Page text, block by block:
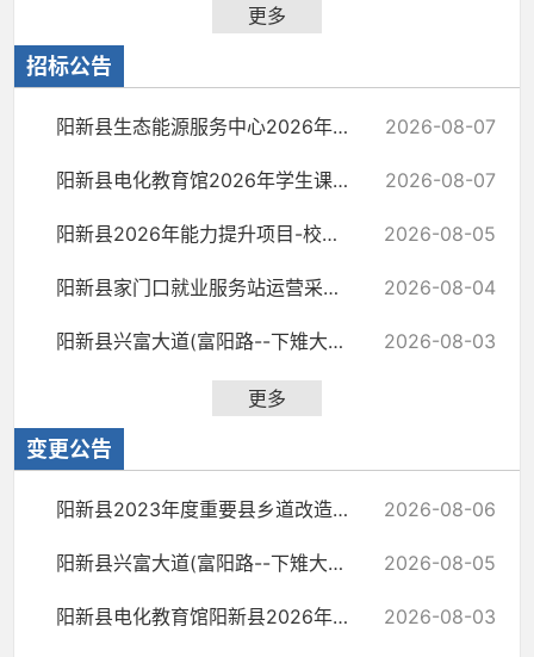
更多
招标公告
阳新县生态能源服务中心2026年市、县级民生工程太阳能路灯建设项目询价公告 2026-08-07
阳新县电化教育馆2026年学生课桌凳采购询价公告 2026-08-07
阳新县2026年能力提升项目-校园广播升级与改造、智慧体育和教室护眼灯采购项目三... 2026-08-05
阳新县家门口就业服务站运营采购项目竞争性谈判公告 2026-08-04
阳新县兴富大道(富阳路--下雉大道段)边坡治理暨沿线生态修复工程施工招标公告 2026-08-03
更多
变更公告
阳新县2023年度重要县乡道改造工程（木朱线351国道至朱家田畈段）（二次）招标文... 2026-08-06
阳新县兴富大道(富阳路--下雉大道段)边坡治理暨沿线生态修复工程招标文件澄清通知 2026-08-05
阳新县电化教育馆阳新县2026年能力提升项目-校园广播升级与改造、智慧体育和教室... 2026-08-03